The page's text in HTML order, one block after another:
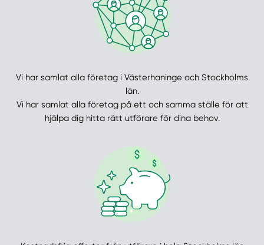
Vi har samlat alla företag i Västerhaninge och Stockholms
län.
Vi har samlat alla företag på ett och samma ställe för att
hjälpa dig hitta rätt utförare för dina behov.